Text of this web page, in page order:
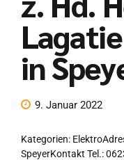
Lagatie
in
9. Januar 2022
Kategorien:
SpeyerKontakt Tel.: